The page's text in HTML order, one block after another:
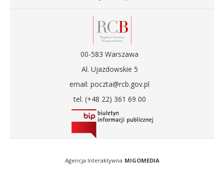
00-583 Warszawa
Al. Ujazdowskie 5
email: poczta@rcb.gov.pl
tel. (+48 22) 361 69 00
Agencja Interaktywna MIGOMEDIA